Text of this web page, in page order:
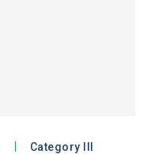
Category III